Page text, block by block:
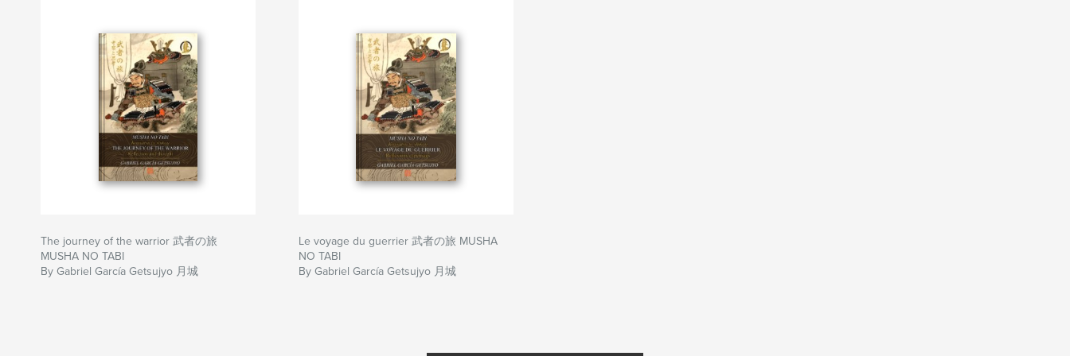
The journey of the warrior 武者の旅
MUSHA NO TABI
By Gabriel García Getsujyo 月城
Le voyage du guerrier 武者の旅 MUSHA
NO TABI
By Gabriel García Getsujyo 月城